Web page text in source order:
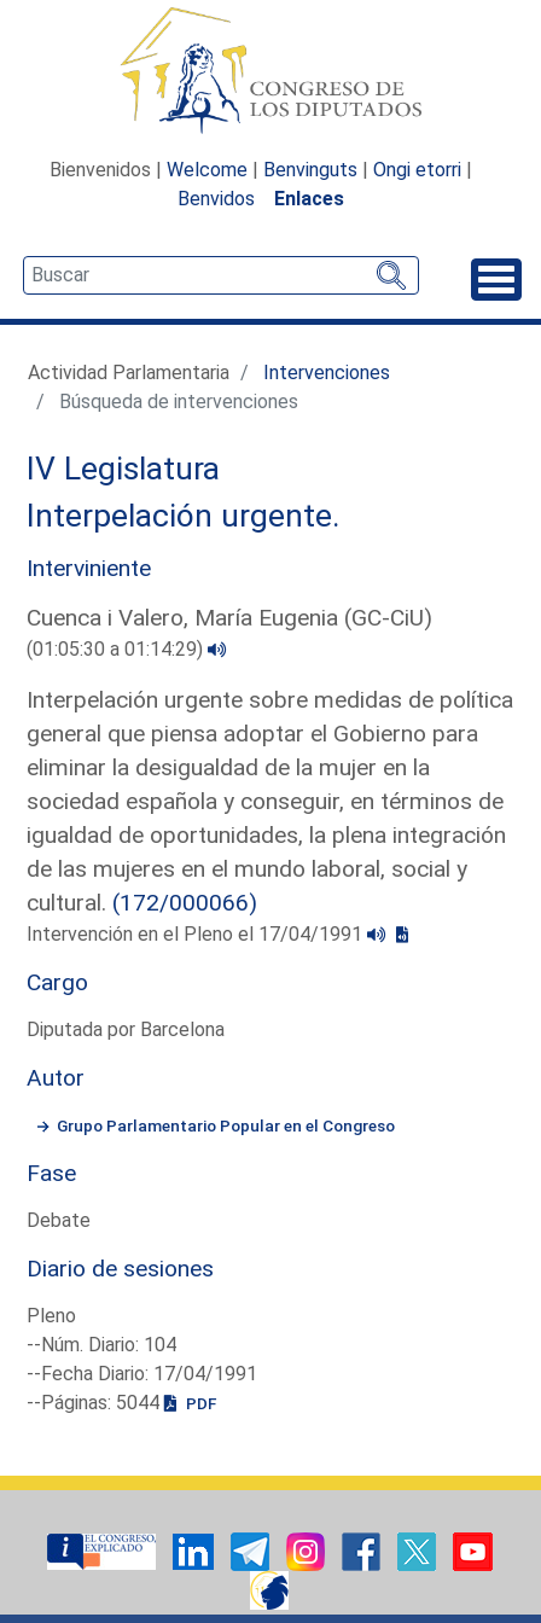
Bienvenidos | Welcome | Benvinguts | Ongi etorri |
Benvidos
Enlaces
Actividad Parlamentaria
Intervenciones
Búsqueda de intervenciones
IV Legislatura
Interpelación urgente.
Interviniente
Cuenca i Valero, María Eugenia (GC-CiU)
(01:05:30 a 01:14:29)
Interpelación urgente sobre medidas de política
general que piensa adoptar el Gobierno para
eliminar la desigualdad de la mujer en la
sociedad española y conseguir, en términos de
igualdad de oportunidades, la plena integración
de las mujeres en el mundo laboral, social y
cultural. (172/000066)
Intervención en el Pleno el 17/04/1991
Cargo
Diputada por Barcelona
Autor
Grupo Parlamentario Popular en el Congreso
Fase
Debate
Diario de sesiones
Pleno
--Núm. Diario: 104
--Fecha Diario: 17/04/1991
--Páginas: 5044
PDF